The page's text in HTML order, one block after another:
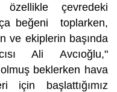
çevredeki
beğeni toplarken,
ve ekiplerin başında
Ali Avcıoğlu,"
beklerken hava
için başlattığımız